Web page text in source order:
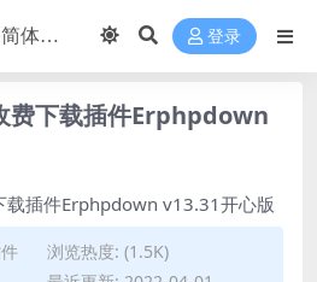
登录
费下载插件Erphpdown
浏览热度: (1.5K)